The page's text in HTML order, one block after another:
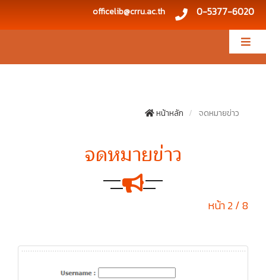
officelib@crru.ac.th 0-5377-6020
หน้าหลัก จดหมายข่าว
จดหมายข่าว
หน้า 2 / 8